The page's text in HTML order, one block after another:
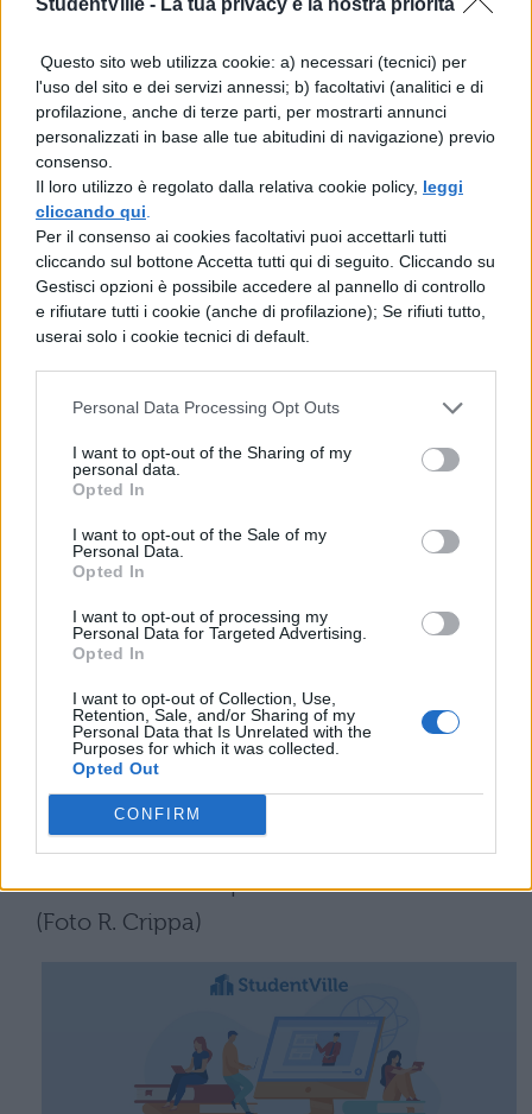
Questo sito web utilizza cookie: a) necessari (tecnici) per
l'uso del sito e dei servizi annessi; b) facoltativi (analitici e di
profilazione, anche di terze parti, per mostrarti annunci
personalizzati in base alle tue abitudini di navigazione) previo
consenso.
Il loro utilizzo è regolato dalla relativa cookie policy, leggi
cliccando qui
Per il consenso ai cookies facoltativi puoi accettarli tutti
cliccando sul bottone Accetta tutti qui di seguito. Cliccando su
Gestisci opzioni è possibile accedere al pannello di controllo
e rifiutare tutti i cookie (anche di profilazione); Se rifiuti tutto,
userai solo i cookie tecnici di default.
Personal Data Processing Opt Outs
I want to opt-out of the Sharing of my
personal data.
Opted In
I want to opt-out of the Sale of my
Personal Data.
Opted In
I want to opt-out of processing my
Personal Data for Targeted Advertising.
Opted In
I want to opt-out of Collection, Use,
Retention, Sale, and/or Sharing of my
Personal Data that Is Unrelated with the
Purposes for which it was collected.
Opted Out
CONFIRM
Sequenza dell'eclisse totale di Sole dell'11
luglio 1991, fotografata dal Messico.
(Foto R. Crippa)
Eclisse totale di Sole
Quando il Sole, la Luna e
in determinate posizioni relative, il disco
della Luna arriva a nascondere totalmente
la vista del Sole per alcuni minuti, lasciando
sulla Terra una zona d'ombra. In questi
momenti è possibile osservare più
chiaramente la corona solare, che
rappresenta l'atmosfera della nostra stella, e
il fenomeno delle protuberanze.
(Foto R. Crippa)